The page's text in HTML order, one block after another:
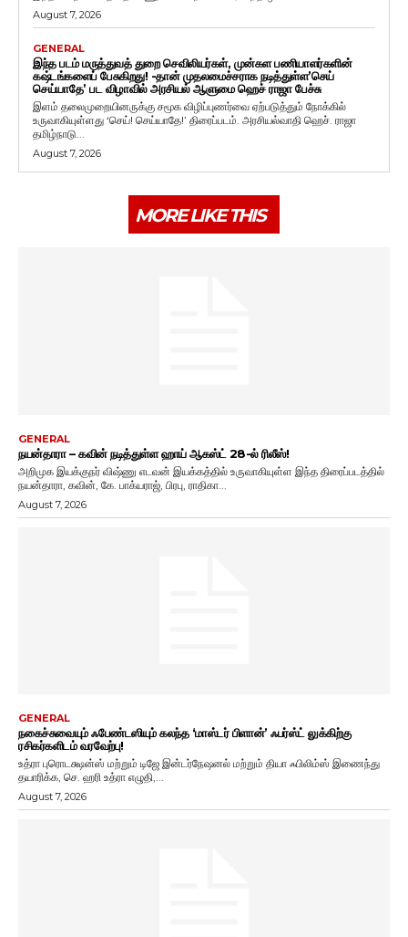
August 7, 2026
GENERAL
இந்த படம் மருத்துவத் துறை செவிலியர்கள், முன்கள பணியாளர்களின்
கஷ்டங்களைப் பேசுகிறது! -தான் முதலமைச்சராக நடித்துள்ள’செய்
செய்யாதே’ பட விழாவில் அரசியல் ஆளுமை ஹெச் ராஜா பேச்சு
இளம் தலைமுறையினருக்கு சமூக விழிப்புணர்வை ஏற்படுத்தும் நோக்கில்
உருவாகியுள்ளது ‘செய்! செய்யாதே!’ திரைப்படம். அரசியல்வாதி ஹெச். ராஜா
தமிழ்நாடு...
August 7, 2026
MORE LIKE THIS
GENERAL
நயன்தாரா – கவின் நடித்துள்ள ஹாய் ஆகஸ்ட் 28-ல் ரிலீஸ்!
அறிமுக இயக்குநர் விஷ்ணு எடவன் இயக்கத்தில் உருவாகியுள்ள இந்த திரைப்படத்தில்
நயன்தாரா, கவின், கே. பாக்யராஜ், பிரபு, ராதிகா...
August 7, 2026
GENERAL
நகைச்சுவையும் ஃபேண்டஸியும் கலந்த ‘மாஸ்டர் பிளான்’ ஃபர்ஸ்ட் லுக்கிற்கு
ரசிகர்களிடம் வரவேற்பு!
உத்ரா புரொடக்ஷன்ஸ் மற்றும் டிஜே இன்டர்நேஷனல் மற்றும் தியா ஃபிலிம்ஸ் இணைந்து
தயாரிக்க, செ. ஹரி உத்ரா எழுதி,...
August 7, 2026